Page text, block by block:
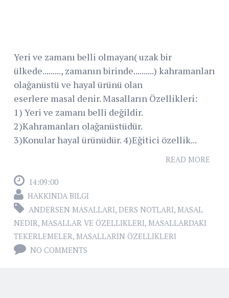
Yeri ve zamanı belli olmayan( uzak bir
ülkede........., zamanın birinde..........) kahramanları
olağanüstü ve hayal ürünü olan
eserlere masal denir. Masalların Özellikleri:
1) Yeri ve zamanı belli değildir.
2)Kahramanları olağanüstüdür.
3)Konular hayal ürünüdür. 4)Eğitici özellik...
READ MORE
14:09:00
HAKKINDA BILGI
ANDERSEN MASALLARI, DERS NOTLARI, MASAL
NEDIR, MASALLAR VE ÖZELLIKLERI, MASALLARDAKI
TEKERLEMELER, MASALLARIN ÖZELLIKLERI
NO COMMENTS